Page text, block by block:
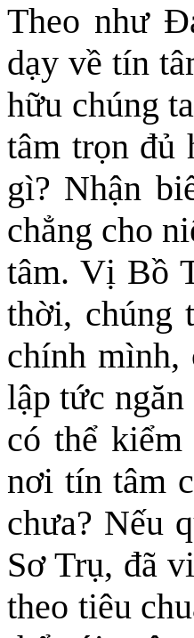
Theo như
dạy về tín
hữu chúng
tâm trọn đủ
gì? Nhận
chẳng cho
tâm. Vị Bồ
thời, chúng
chính mình,
lập tức
có thể
nơi tín tâm
chưa? Nếu
Sơ Trụ, đã
theo tiêu